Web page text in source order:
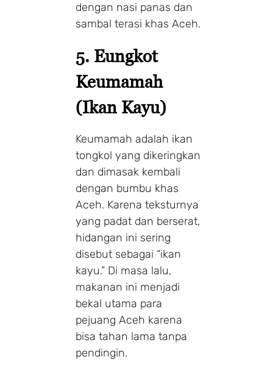
dengan nasi panas dan
sambal terasi khas Aceh.
5. Eungkot
Keumamah
(Ikan Kayu)
Keumamah adalah ikan
tongkol yang dikeringkan
dan dimasak kembali
dengan bumbu khas
Aceh. Karena teksturnya
yang padat dan berserat,
hidangan ini sering
disebut sebagai “ikan
kayu.” Di masa lalu,
makanan ini menjadi
bekal utama para
pejuang Aceh karena
bisa tahan lama tanpa
pendingin.